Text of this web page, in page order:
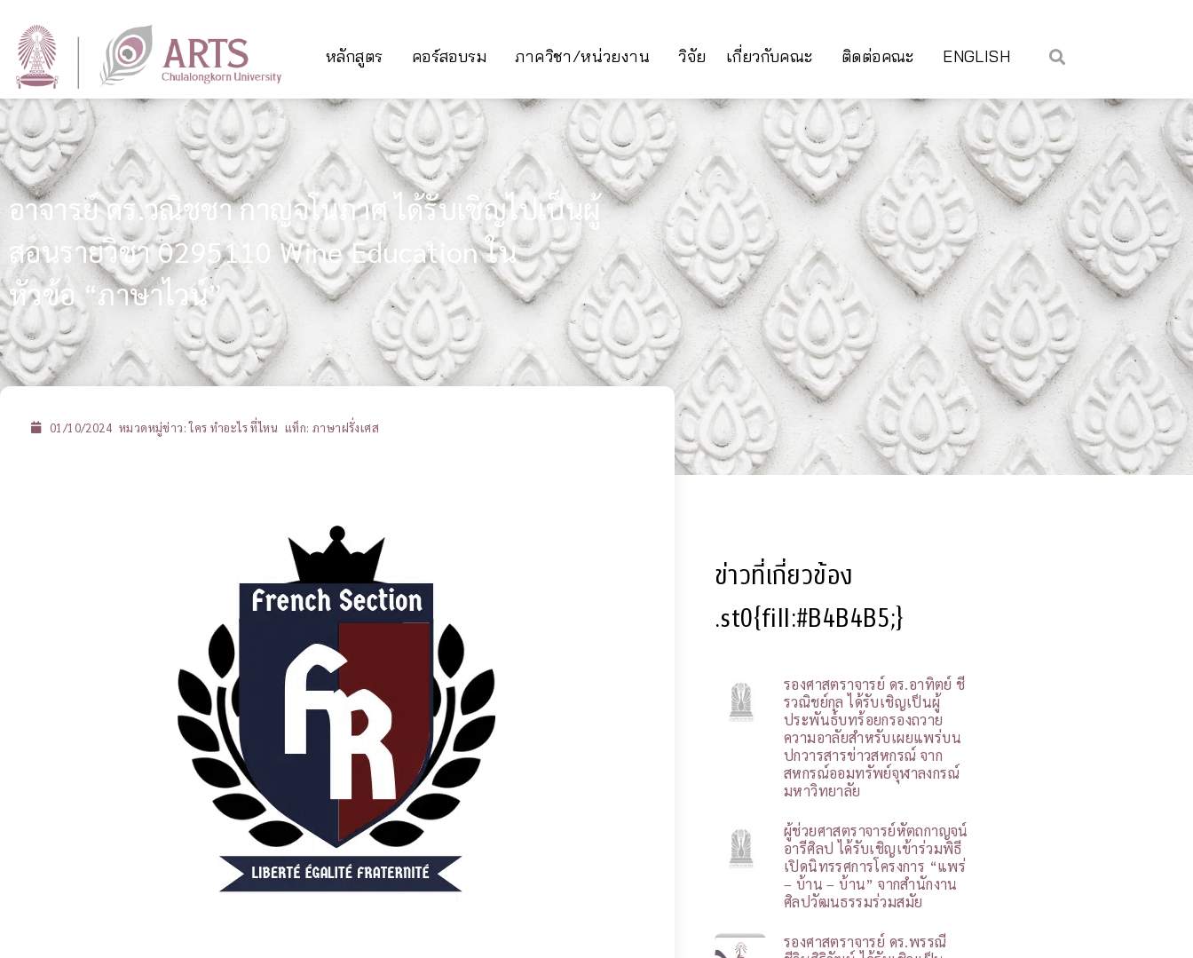
หลักสูตร คอร์สอบรม ภาควิชา/หน่วยงาน วิจัย เกี่ยวกับคณะ ติดต่อคณะ ENGLISH
อาจารย์ ดร.วณิชชา กาญจโนภาศ ได้รับเชิญไปเป็นผู้
สอนรายวิชา 0295110 Wine Education ใน
หัวข้อ “ภาษาไวน์”
01/10/2024 หมวดหมู่ข่าว:ใคร ทำอะไร ที่ไหน แท็ก: ภาษาฝรั่งเศส
ข่าวที่เกี่ยวข้อง
.st0{fill:#B4B4B5;}
รองศาสตราจารย์ ดร.อาทิตย์ ชี
รวณิชย์กุล ได้รับเชิญเป็นผู้
ประพันธ์บทร้อยกรองถวาย
ความอาลัยสำหรับเผยแพร่บน
ปกวารสารข่าวสหกรณ์ จาก
สหกรณ์ออมทรัพย์จุฬาลงกรณ์
มหาวิทยาลัย
ผู้ช่วยศาสตราจารย์หัตถกาญจน์
อารีศิลป ได้รับเชิญเข้าร่วมพิธี
เปิดนิทรรศการโครงการ “แพร่
– บ้าน – บ้าน” จากสำนักงาน
ศิลปวัฒนธรรมร่วมสมัย
รองศาสตราจารย์ ดร.พรรณี